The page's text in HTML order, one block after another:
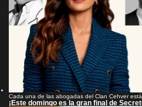
Cada una de las abogadas del Clan Cehver
¡Este domingo es la gran final de